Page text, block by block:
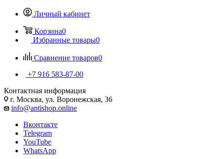
Личный кабинет
Корзина0
Избранные товары0
Сравнение товаров0
+7 916 583-87-00
Контактная информация
г. Москва, ул. Воронежская, 36
info@antishop.online
Вконтакте
Telegram
YouTube
WhatsApp